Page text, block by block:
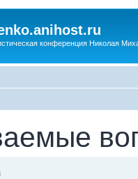
конференция Николая